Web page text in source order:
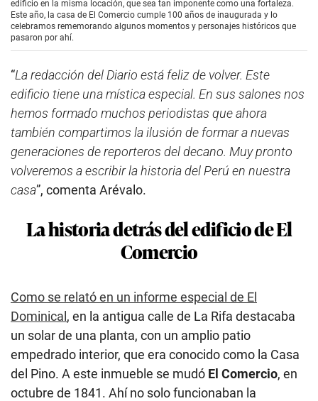
f
0
s
e
o
n
d
s
edificio en la misma locación, que sea tan imponente como una fortaleza.
Este año, la casa de El Comercio cumple 100 años de inaugurada y lo
celebramos rememorando algunos momentos y personajes históricos que
pasaron por ahí.
“La redacción del Diario está feliz de volver. Este
edificio tiene una mística especial. En sus salones nos
hemos formado muchos periodistas que ahora
también compartimos la ilusión de formar a nuevas
generaciones de reporteros del decano. Muy pronto
volveremos a escribir la historia del Perú en nuestra
casa”, comenta Arévalo.
La historia detrás del edificio de El
Comercio
Como se relató en un informe especial de El
Dominical , en la antigua calle de La Rifa destacaba
un solar de una planta, con un amplio patio
empedrado interior, que era conocido como la Casa
del Pino. A este inmueble se mudó El Comercio, en
octubre de 1841. Ahí no solo funcionaban la